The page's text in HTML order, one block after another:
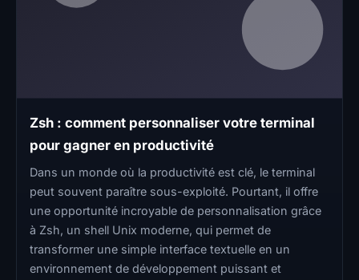
Zsh : comment personnaliser votre terminal
pour gagner en productivité
Dans un monde où la productivité est clé, le terminal
peut souvent paraître sous-exploité. Pourtant, il offre
une opportunité incroyable de personnalisation grâce
à Zsh, un shell Unix moderne, qui permet de
transformer une simple interface textuelle en un
environnement de développement puissant et